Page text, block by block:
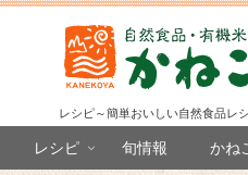
レシピ～簡単おいしい自然食品レ
レシピ 旬情報 かね